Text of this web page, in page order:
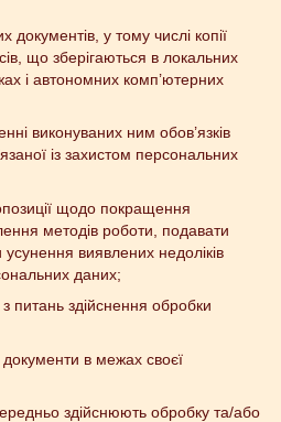
документів, у тому числі копії
що зберігаються в локальних
і автономних комп’ютерних
виконуваних ним обов’язків
із захистом персональних
щодо покращення
методів роботи, подавати
виявлених недоліків
даних;
питань здійснення обробки
документи в межах своєї
здійснюють обробку та/або